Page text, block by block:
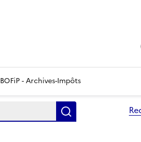
BOFiP - Archives-Impôts